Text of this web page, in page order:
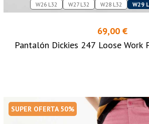
W26 L32 W27 L32 W28 L32 W29
69,00 €
Pantalón Dickies 247 Loose Work
SUPER OFERTA 50%